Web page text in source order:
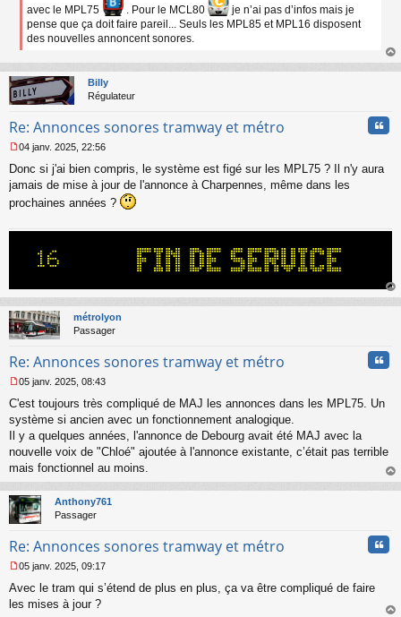
avec le MPL75
. Pour le MCL80
je n’ai pas d’infos mais je
pense que ça doit faire pareil... Seuls les MPL85 et MPL16 disposent
des nouvelles annoncent sonores.
au
Billy
Régulateur
Re: Annonces sonores tramway et métro
e
s
a
l
u
04 janv. 2025, 22:56
Donc si j'ai bien compris, le système est figé sur les MPL75 ? Il n'y aura
jamais de mise à jour de l'annonce à Charpennes, même dans les
prochaines années ?
au
métrolyon
Passager
Re: Annonces sonores tramway et métro
e
s
s
a
g
e
n
o
n
l
05 janv. 2025, 08:43
C'est toujours très compliqué de MAJ les annonces dans les MPL75. Un
système si ancien avec un fonctionnement analogique.
Il y a quelques années, l'annonce de Debourg avait été MAJ avec la
nouvelle voix de "Chloé" ajoutée à l'annonce existante, c’était pas terrible
mais fonctionnel au moins.
au
Anthony761
Passager
Re: Annonces sonores tramway et métro
e
s
05 janv. 2025, 09:17
Avec le tram qui s’étend de plus en plus, ça va être compliqué de faire
les mises à jour ?